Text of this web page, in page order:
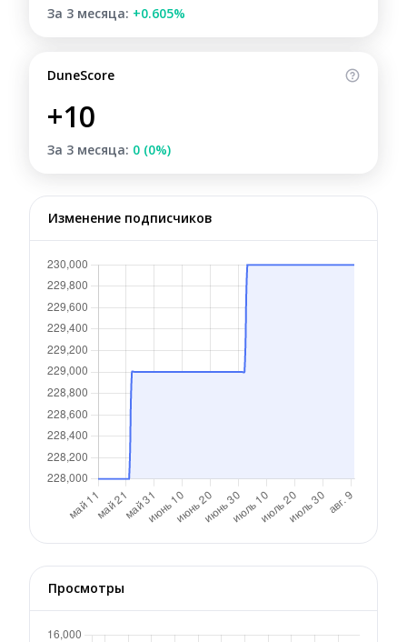
За 3 месяца: +0.605%
DuneScore
+10
За 3 месяца: 0 (0%)
Изменение подписчиков
Просмотры